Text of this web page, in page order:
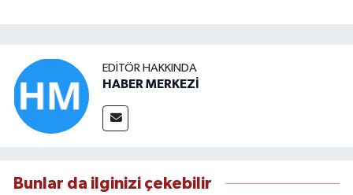
EDITÖR HAKKINDA
HABER MERKEZİ
Bunlar da ilginizi çekebilir